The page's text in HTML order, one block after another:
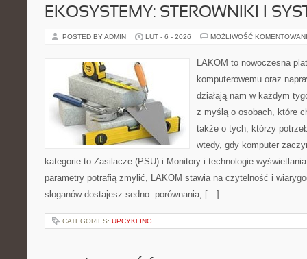
EKOSYSTEMY: STEROWNIKI I
POSTED BY ADMIN LUT - 6 - 2026 MOŻLIWOŚĆ
LAKOM to nowoczesna
komputerowemu oraz
działają nam w każdym
z myślą o osobach, które
także o tych, którzy
wtedy, gdy komputer
kategorie to Zasilacze (PSU) i Monitory i technologie
parametry potrafią zmylić, LAKOM stawia na czytelność i
sloganów dostajesz sedno: porównania, […]
CATEGORIES: UPCYKLING